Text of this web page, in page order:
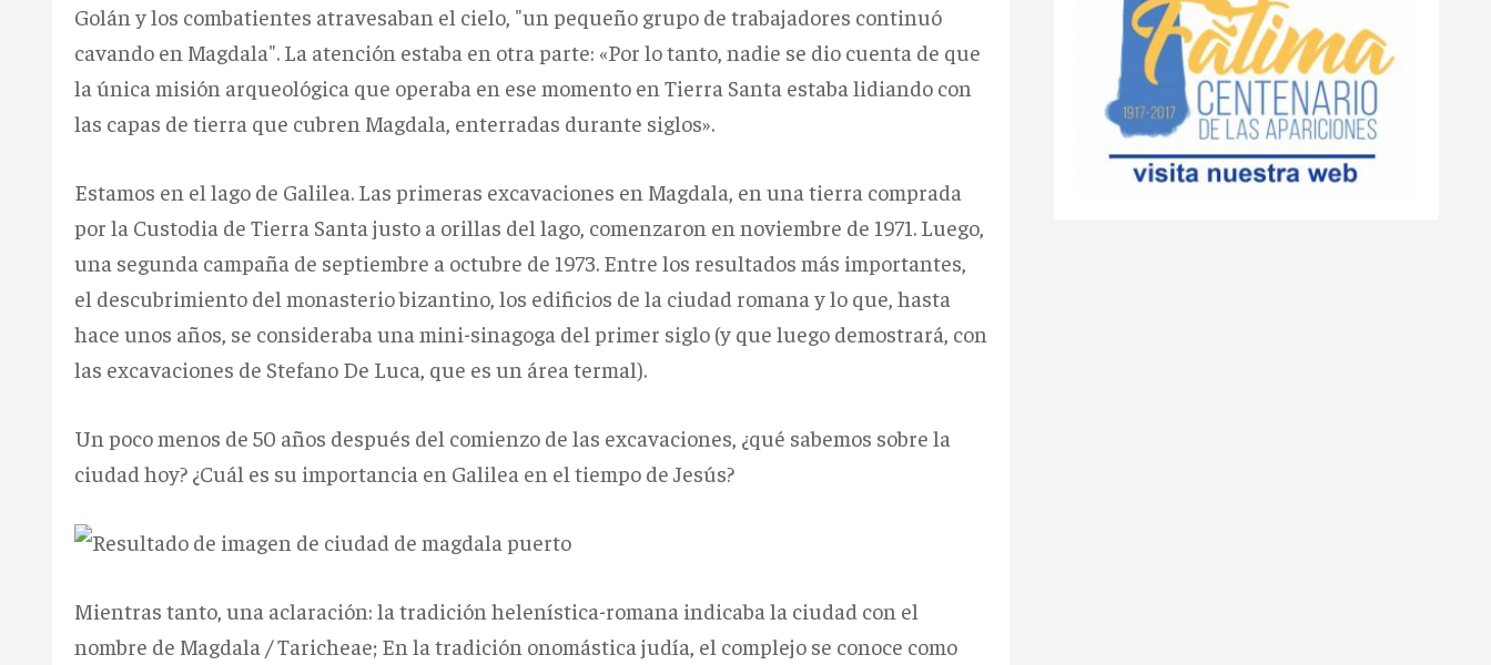
Golán y los combatientes atravesaban el cielo, "un pequeño grupo de trabajadores continuó
cavando en Magdala". La atención estaba en otra parte: «Por lo tanto, nadie se dio cuenta de que
la única misión arqueológica que operaba en ese momento en Tierra Santa estaba lidiando con
las capas de tierra que cubren Magdala, enterradas durante siglos».
Estamos en el lago de Galilea. Las primeras excavaciones en Magdala, en una tierra comprada
por la Custodia de Tierra Santa justo a orillas del lago, comenzaron en noviembre de 1971. Luego,
una segunda campaña de septiembre a octubre de 1973. Entre los resultados más importantes,
el descubrimiento del monasterio bizantino, los edificios de la ciudad romana y lo que, hasta
hace unos años, se consideraba una mini-sinagoga del primer siglo (y que luego demostrará, con
las excavaciones de Stefano De Luca, que es un área termal).
Un poco menos de 50 años después del comienzo de las excavaciones, ¿qué sabemos sobre la
ciudad hoy? ¿Cuál es su importancia en Galilea en el tiempo de Jesús?
Mientras tanto, una aclaración: la tradición helenística-romana indicaba la ciudad con el
nombre de Magdala / Taricheae; En la tradición onomástica judía, el complejo se conoce como